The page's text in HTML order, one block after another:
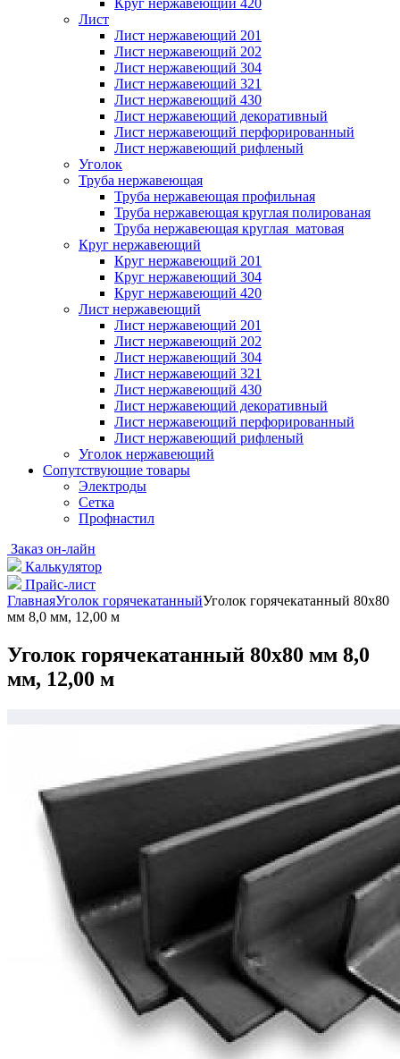
Круг нержавеющий 420
Лист
Лист нержавеющий 201
Лист нержавеющий 202
Лист нержавеющий 304
Лист нержавеющий 321
Лист нержавеющий 430
Лист нержавеющий декоративный
Лист нержавеющий перфорированный
Лист нержавеющий рифленый
Уголок
Труба нержавеющая
Труба нержавеющая профильная
Труба нержавеющая круглая полированая
Труба нержавеющая круглая матовая
Круг нержавеющий
Круг нержавеющий 201
Круг нержавеющий 304
Круг нержавеющий 420
Лист нержавеющий
Лист нержавеющий 201
Лист нержавеющий 202
Лист нержавеющий 304
Лист нержавеющий 321
Лист нержавеющий 430
Лист нержавеющий декоративный
Лист нержавеющий перфорированный
Лист нержавеющий рифленый
Уголок нержавеющий
Cопутствующие товары
Электроды
Сетка
Профнастил
Заказ он-лайн
Калькулятор
Прайс-лист
ГлавнаяУголок горячекатанныйУголок горячекатанный 80х80
мм 8,0 мм, 12,00 м
Уголок горячекатанный 80х80 мм 8,0
мм, 12,00 м